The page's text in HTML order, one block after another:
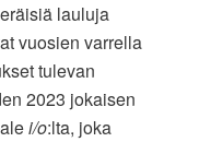
lauluja
vuosien varrella
tulevan
2023 jokaisen
i/o:lta, joka